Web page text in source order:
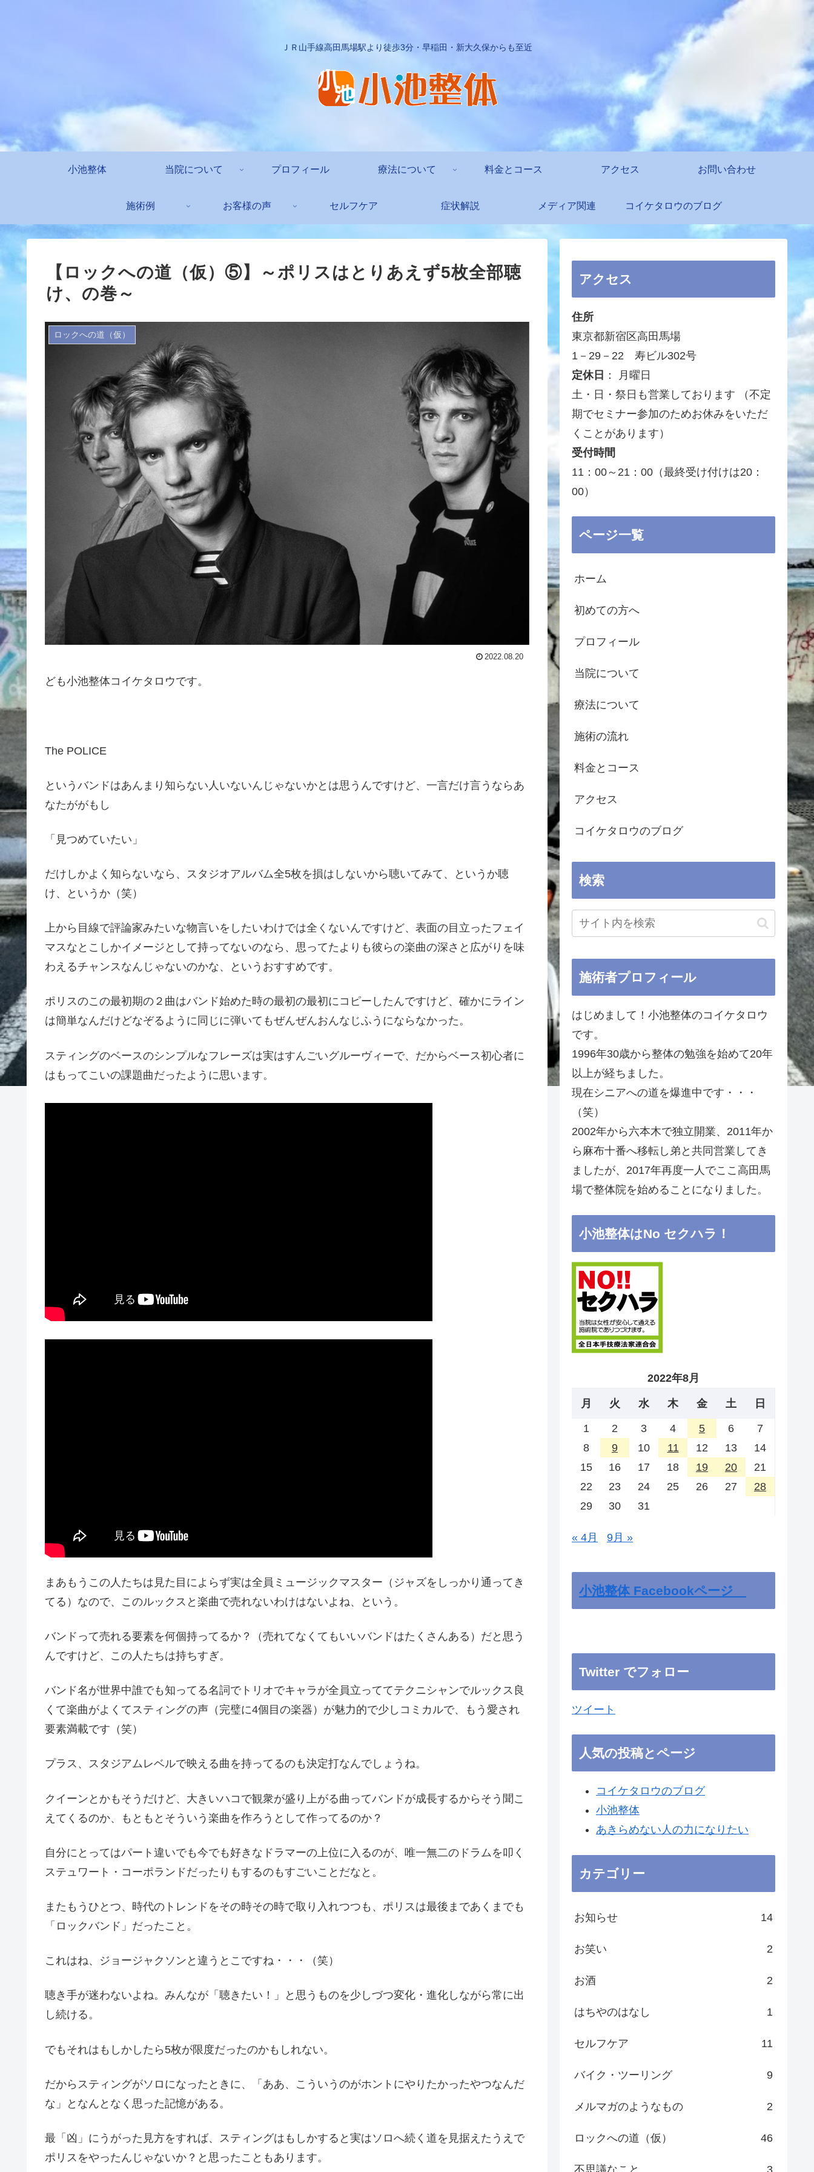
ＪＲ山手線高田馬場駅より徒歩3分・早稲田・新大久保からも至近
小池整体 当院について プロフィール 療法について 料金とコース アクセス お問い合わせ
施術例 お客様の声 セルフケア 症状解説 メディア関連 コイケタロウのブログ
【ロックへの道（仮）⑤】～ポリスはとりあえず5枚全部聴
け、の巻～
ロックへの道（仮）
2022.08.20
ども小池整体コイケタロウです。
The POLICE
というバンドはあんまり知らない人いないんじゃないかとは思うんですけど、一言だけ言うならあ
なたががもし
「見つめていたい」
だけしかよく知らないなら、スタジオアルバム全5枚を損はしないから聴いてみて、というか聴
け、というか（笑）
上から目線で評論家みたいな物言いをしたいわけでは全くないんですけど、表面の目立ったフェイ
マスなとこしかイメージとして持ってないのなら、思ってたよりも彼らの楽曲の深さと広がりを味
わえるチャンスなんじゃないのかな、というおすすめです。
ポリスのこの最初期の２曲はバンド始めた時の最初の最初にコピーしたんですけど、確かにライン
は簡単なんだけどなぞるように同じに弾いてもぜんぜんおんなじふうにならなかった。
スティングのベースのシンプルなフレーズは実はすんごいグルーヴィーで、だからベース初心者に
はもってこいの課題曲だったように思います。
まあもうこの人たちは見た目によらず実は全員ミュージックマスター（ジャズをしっかり通ってき
てる）なので、このルックスと楽曲で売れないわけはないよね、という。
バンドって売れる要素を何個持ってるか？（売れてなくてもいいバンドはたくさんある）だと思う
んですけど、この人たちは持ちすぎ。
バンド名が世界中誰でも知ってる名詞でトリオでキャラが全員立っててテクニシャンでルックス良
くて楽曲がよくてスティングの声（完璧に4個目の楽器）が魅力的で少しコミカルで、もう愛され
要素満載です（笑）
プラス、スタジアムレベルで映える曲を持ってるのも決定打なんでしょうね。
クイーンとかもそうだけど、大きいハコで観衆が盛り上がる曲ってバンドが成長するからそう聞こ
えてくるのか、もともとそういう楽曲を作ろうとして作ってるのか？
自分にとってはパート違いでも今でも好きなドラマーの上位に入るのが、唯一無二のドラムを叩く
ステュワート・コーポランドだったりもするのもすごいことだなと。
またもうひとつ、時代のトレンドをその時その時で取り入れつつも、ポリスは最後まであくまでも
「ロックバンド」だったこと。
これはね、ジョージャクソンと違うとこですね・・・（笑）
聴き手が迷わないよね。みんなが「聴きたい！」と思うものを少しづつ変化・進化しながら常に出
し続ける。
でもそれはもしかしたら5枚が限度だったのかもしれない。
だからスティングがソロになったときに、「ああ、こういうのがホントにやりたかったやつなんだ
な」となんとなく思った記憶がある。
最「凶」にうがった見方をすれば、スティングはもしかすると実はソロへ続く道を見据えたうえで
ポリスをやったんじゃないか？と思ったこともあります。
アクセス
住所
東京都新宿区高田馬場
1－29－22 寿ビル302号
定休日 ： 月曜日
土・日・祭日も営業しております （不定
期でセミナー参加のためお休みをいただ
くことがあります）
受付時間
11：00～21：00（最終受け付けは20：
00）
ページ一覧
ホーム
初めての方へ
プロフィール
当院について
療法について
施術の流れ
料金とコース
アクセス
コイケタロウのブログ
検索
施術者プロフィール
はじめまして！小池整体のコイケタロウ
です。
1996年30歳から整体の勉強を始めて20年
以上が経ちました。
現在シニアへの道を爆進中です・・・
（笑）
2002年から六本木で独立開業、2011年か
ら麻布十番へ移転し弟と共同営業してき
ましたが、2017年再度一人でここ高田馬
場で整体院を始めることになりました。
小池整体はNo セクハラ！
2022年8月
月 火 水 木 金 土 日
1 2 3 4 5 6
7
8
9 10 11 12 13
14
15
16 17 18 19 20
21
22
23 24 25 26 27
28
29
30 31
« 4月 9月 »
小池整体 Facebookページ
Twitter でフォロー
ツイート
人気の投稿とページ
コイケタロウのブログ
小池整体
あきらめない人の力になりたい
カテゴリー
お知らせ 14
お笑い 2
お酒 2
はちやのはなし 1
セルフケア 11
バイク・ツーリング 9
メルマガのようなもの 2
ロックへの道（仮） 46
不思議なこと 3